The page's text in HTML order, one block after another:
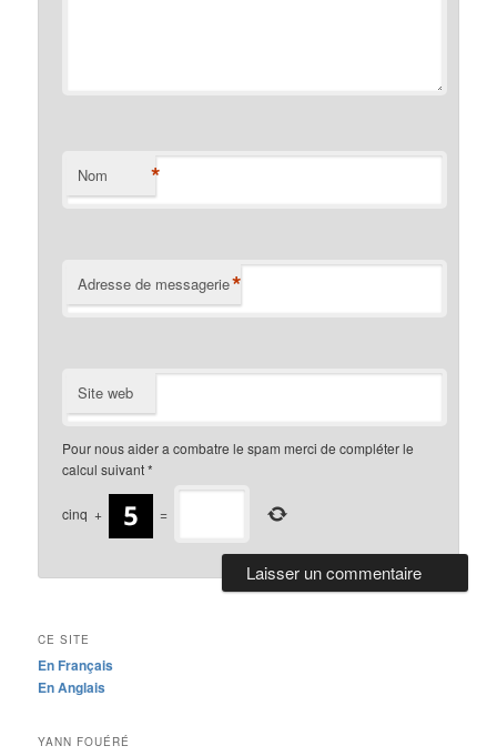
Nom *
Adresse de messagerie*
Site web
Pour nous aider a combatre le spam merci de compléter le
calcul suivant*
cinq + =
CE SITE
En Français
En Anglais
YANN FOUÉRÉ